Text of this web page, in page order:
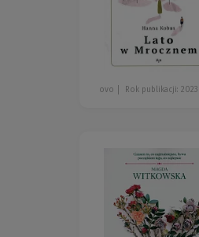
ovo Rok publikacji: 2023